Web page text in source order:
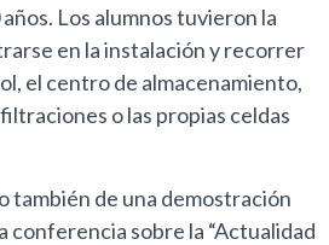
Los alumnos tuvieron la
en la instalación y recorrer
el centro de almacenamiento,
o las propias celdas
también de una demostración
conferencia sobre la “Actualidad